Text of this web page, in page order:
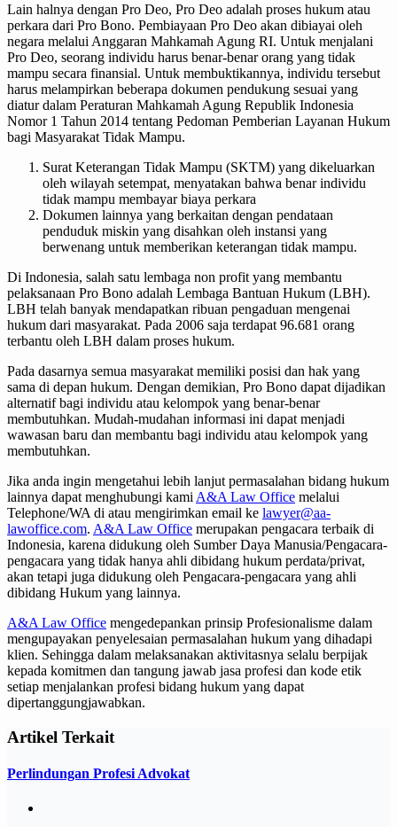
Lain halnya dengan Pro Deo, Pro Deo adalah proses hukum atau
perkara dari Pro Bono. Pembiayaan Pro Deo akan dibiayai oleh
negara melalui Anggaran Mahkamah Agung RI. Untuk menjalani
Pro Deo, seorang individu harus benar-benar orang yang tidak
mampu secara finansial. Untuk membuktikannya, individu tersebut
harus melampirkan beberapa dokumen pendukung sesuai yang
diatur dalam Peraturan Mahkamah Agung Republik Indonesia
Nomor 1 Tahun 2014 tentang Pedoman Pemberian Layanan Hukum
bagi Masyarakat Tidak Mampu.
Surat Keterangan Tidak Mampu (SKTM) yang dikeluarkan
oleh wilayah setempat, menyatakan bahwa benar individu
tidak mampu membayar biaya perkara
Dokumen lainnya yang berkaitan dengan pendataan
penduduk miskin yang disahkan oleh instansi yang
berwenang untuk memberikan keterangan tidak mampu.
Di Indonesia, salah satu lembaga non profit yang membantu
pelaksanaan Pro Bono adalah Lembaga Bantuan Hukum (LBH).
LBH telah banyak mendapatkan ribuan pengaduan mengenai
hukum dari masyarakat. Pada 2006 saja terdapat 96.681 orang
terbantu oleh LBH dalam proses hukum.
Pada dasarnya semua masyarakat memiliki posisi dan hak yang
sama di depan hukum. Dengan demikian, Pro Bono dapat dijadikan
alternatif bagi individu atau kelompok yang benar-benar
membutuhkan. Mudah-mudahan informasi ini dapat menjadi
wawasan baru dan membantu bagi individu atau kelompok yang
membutuhkan.
Jika anda ingin mengetahui lebih lanjut permasalahan bidang hukum
lainnya dapat menghubungi kami A&A Law Office melalui
Telephone/WA di atau mengirimkan email ke lawyer@aa-
lawoffice.com. A&A Law Office merupakan pengacara terbaik di
Indonesia, karena didukung oleh Sumber Daya Manusia/Pengacara-
pengacara yang tidak hanya ahli dibidang hukum perdata/privat,
akan tetapi juga didukung oleh Pengacara-pengacara yang ahli
dibidang Hukum yang lainnya.
A&A Law Office mengedepankan prinsip Profesionalisme dalam
mengupayakan penyelesaian permasalahan hukum yang dihadapi
klien. Sehingga dalam melaksanakan aktivitasnya selalu berpijak
kepada komitmen dan tangung jawab jasa profesi dan kode etik
setiap menjalankan profesi bidang hukum yang dapat
dipertanggungjawabkan.
Artikel Terkait
Perlindungan Profesi Advokat